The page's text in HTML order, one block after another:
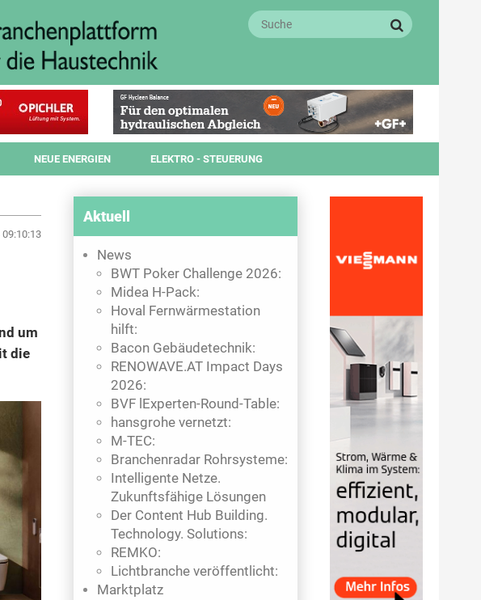
NEUE ENERGIEN ELEKTRO - STEUERUNG
um
die
Aktuell
News
BWT Poker Challenge 2026:
Midea H-Pack:
Hoval Fernwärmestation
hilft:
Bacon Gebäudetechnik:
RENOWAVE.AT Impact Days
2026:
BVF lExperten-Round-Table:
hansgrohe vernetzt:
M-TEC:
Branchenradar Rohrsysteme:
Intelligente Netze.
Zukunftsfähige Lösungen
Der Content Hub Building.
Technology. Solutions:
REMKO:
Lichtbranche veröffentlicht:
Marktplatz